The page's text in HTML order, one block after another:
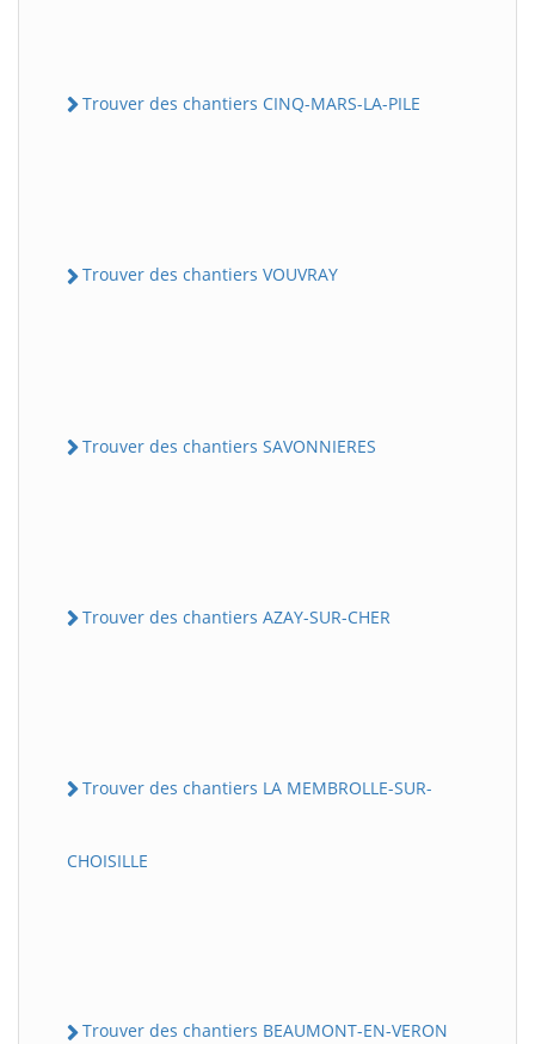
Trouver des chantiers CINQ-MARS-LA-PILE
Trouver des chantiers VOUVRAY
Trouver des chantiers SAVONNIERES
Trouver des chantiers AZAY-SUR-CHER
Trouver des chantiers LA MEMBROLLE-SUR-
CHOISILLE
Trouver des chantiers BEAUMONT-EN-VERON